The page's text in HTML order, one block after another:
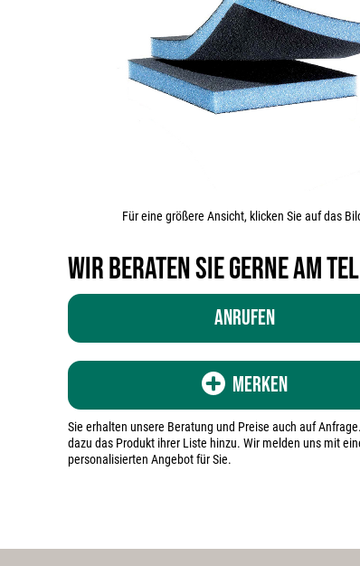
Für eine größere Ansicht, klicken Sie auf das
Wir beraten Sie gerne am
Anrufen
Merken
Sie erhalten unsere Beratung und Preise auch auf
dazu das Produkt ihrer Liste hinzu. Wir melden uns mit
personalisierten Angebot für Sie.